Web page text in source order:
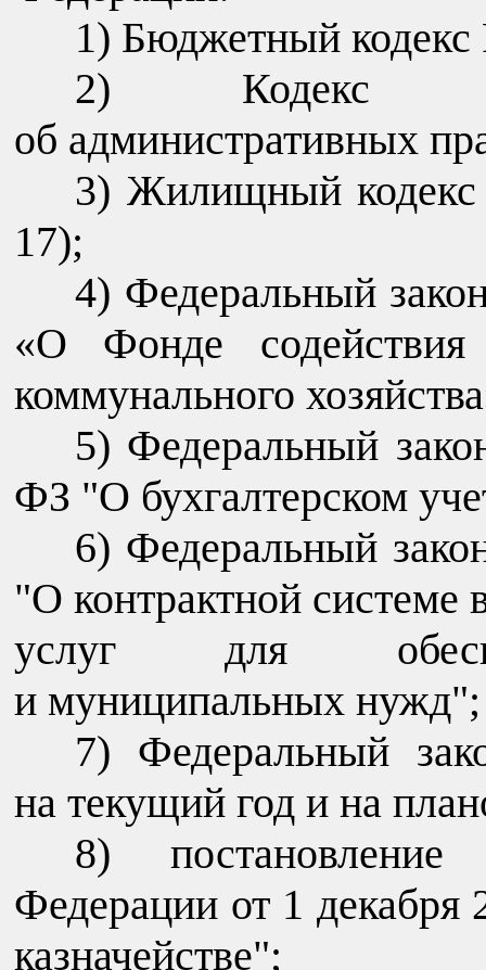
1) Бюджетный
2) Кодекс
об административных
3) Жилищный кодекс
17);
4) Федеральный
«О Фонде
коммунального
5) Федеральный
ФЗ "О бухгалтерском
6) Федеральный
"О контрактной системе
услуг для
и муниципальных нужд";
7) Федеральный
на текущий год и на
8) постановление
Федерации от 1
казначействе";